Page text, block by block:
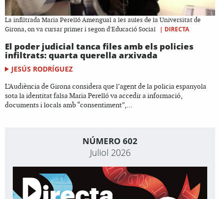
La infiltrada Maria Perelló Amengual a les aules de la Universitat de
Girona, on va cursar primer i segon d'Educació Social
| DIRECTA
El poder judicial tanca files amb els policies
infiltrats: quarta querella arxivada
JESÚS RODRÍGUEZ
L’Audiència de Girona considera que l’agent de la policia espanyola
sota la identitat falsa Maria Perelló va accedir a informació,
documents i locals amb “consentiment”,...
NÚMERO 602
Juliol 2026